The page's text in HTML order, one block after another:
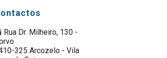
Rua Dr. Milheiro, 130 -
325 Arcozelo - Vila